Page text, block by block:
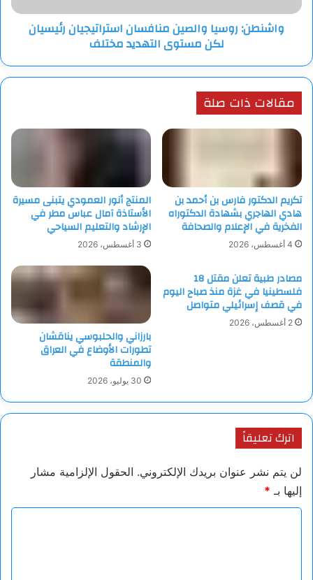
التهديد
مختلفواشنطن: روسيا والصين منافسان استراتيجيان رئيسيان
لكن مستوى التهديد مختلف
مقالات ذات صلة
تكريم الدكتور فارس بن أحمد بن
هادي الهاجري بشهادة الدكتوراه
الفخرية في الإعلام والصحافة
4 أغسطس، 2026
المنتج أنور العمودي يتبنى مسيرة
الأستاذة آمال عباس مطر في
الإرشاد والتعليم السياحي
3 أغسطس، 2026
مصادر طبية تعلن مقتل 18
فلسطينيا في غزة منذ صباح اليوم
في قصف إسرائيلي متواصل
2 أغسطس، 2026
بارزاني والحلبوسي يناقشان
تطورات الأوضاع في العراق
والمنطقة
30 يوليو، 2026
اترك تعليقاً
لن يتم نشر عنوان بريدك الإلكتروني. الحقول الإلزامية مشار
إليها بـ *